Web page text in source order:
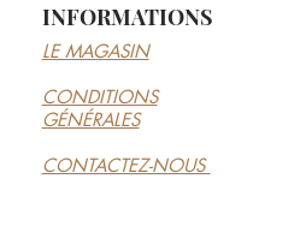
INFORMATIONS
LE MAGASIN
CONDITIONS
GÉNÉRALES
CONTACTEZ-NOUS